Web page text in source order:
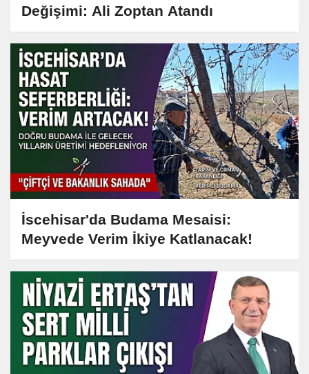
Değişimi: Ali Zoptan Atandı
İscehisar'da Budama Mesaisi:
Meyvede Verim İkiye Katlanacak!